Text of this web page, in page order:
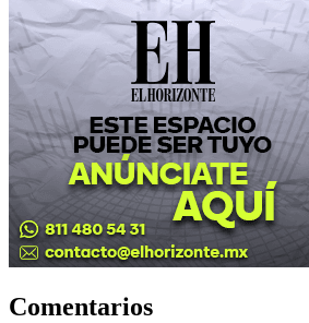
Comentarios